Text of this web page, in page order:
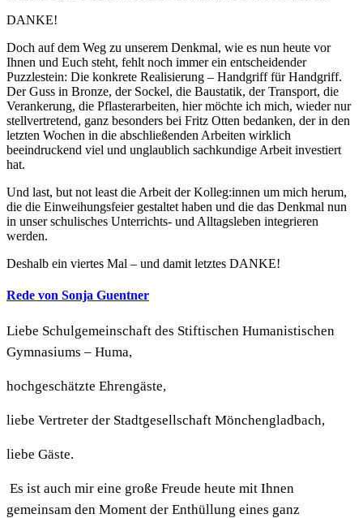
DANKE!
Doch auf dem Weg zu unserem Denkmal, wie es nun heute vor
Ihnen und Euch steht, fehlt noch immer ein entscheidender
Puzzlestein: Die konkrete Realisierung – Handgriff für Handgriff.
Der Guss in Bronze, der Sockel, die Baustatik, der Transport, die
Verankerung, die Pflasterarbeiten, hier möchte ich mich, wieder nur
stellvertretend, ganz besonders bei Fritz Otten bedanken, der in den
letzten Wochen in die abschließenden Arbeiten wirklich
beeindruckend viel und unglaublich sachkundige Arbeit investiert
hat.
Und last, but not least die Arbeit der Kolleg:innen um mich herum,
die die Einweihungsfeier gestaltet haben und die das Denkmal nun
in unser schulisches Unterrichts- und Alltagsleben integrieren
werden.
Deshalb ein viertes Mal – und damit letztes DANKE!
Rede von Sonja Guentner
Liebe Schulgemeinschaft des Stiftischen Humanistischen
Gymnasiums – Huma,
hochgeschätzte Ehrengäste,
liebe Vertreter der Stadtgesellschaft Mönchengladbach,
liebe Gäste.
Es ist auch mir eine große Freude heute mit Ihnen
gemeinsam den Moment der Enthüllung eines ganz